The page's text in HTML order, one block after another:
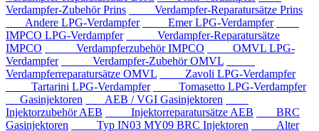
Verdampfer-Zubehör Prins
Verdampfer-Reparatursätze Prins
Andere LPG-Verdampfer
Emer LPG-Verdampfer
IMPCO LPG-Verdampfer
Verdampfer-Reparatursätze
IMPCO
Verdampferzubehör IMPCO
OMVL LPG-
Verdampfer
Verdampfer-Zubehör OMVL
Verdampferreparatursätze OMVL
Zavoli LPG-Verdampfer
Tartarini LPG-Verdampfer
Tomasetto LPG-Verdampfer
Gasinjektoren
AEB / VGI Gasinjektoren
Injektorzubehör AEB
Injektorreparatursätze AEB
BRC
Gasinjektoren
Typ IN03 MY09 BRC Injektoren
Alter